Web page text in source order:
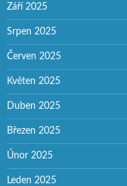
Září 2025
Srpen 2025
Červen 2025
Květen 2025
Duben 2025
Březen 2025
Únor 2025
Leden 2025